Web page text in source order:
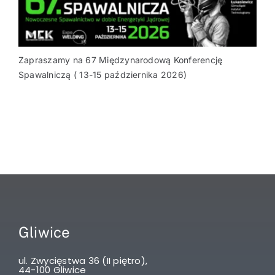
Zapraszamy na 67 Międzynarodową Konferencję
Spawalniczą ( 13-15 października 2026)
Gliwice
ul. Zwycięstwa 36 (II piętro),
44-100 Gliwice